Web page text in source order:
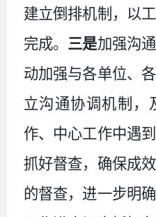
建立倒排机制，以
完成。 三是加强沟
动加强与各单位、
立沟通协调机制，
作、中心工作中遇
抓好督查，确保成
的督查，进一步明